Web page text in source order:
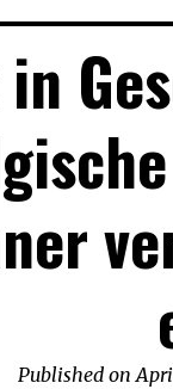
Published on